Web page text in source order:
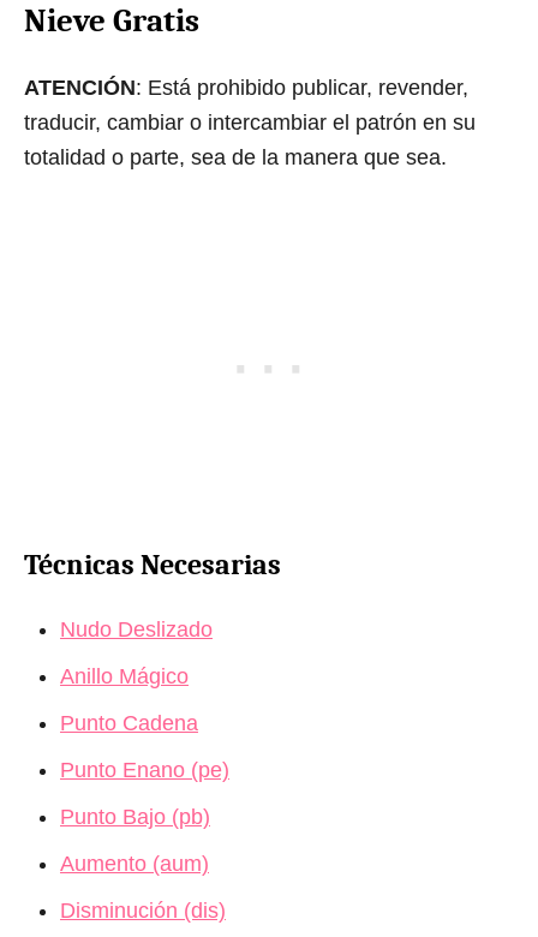
Nieve Gratis
ATENCIÓN: Está prohibido publicar, revender,
traducir, cambiar o intercambiar el patrón en su
totalidad o parte, sea de la manera que sea.
Técnicas Necesarias
Nudo Deslizado
Anillo Mágico
Punto Cadena
Punto Enano (pe)
Punto Bajo (pb)
Aumento (aum)
Disminución (dis)